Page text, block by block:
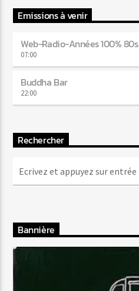
Emissions à venir
Web-Radio-Années 100% 80s
07:00
Buddha Bar
22:00
Rechercher
Bannière